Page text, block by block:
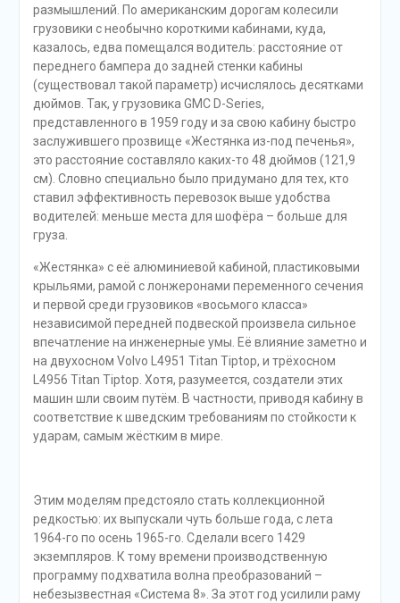
размышлений. По американским дорогам колесили
грузовики с необычно короткими кабинами, куда,
казалось, едва помещался водитель: расстояние от
переднего бампера до задней стенки кабины
(существовал такой параметр) исчислялось десятками
дюймов. Так, у грузовика GMC D-Series,
представленного в 1959 году и за свою кабину быстро
заслужившего прозвище «Жестянка из-под печенья»,
это расстояние составляло каких-то 48 дюймов (121,9
см). Словно специально было придумано для тех, кто
ставил эффективность перевозок выше удобства
водителей: меньше места для шофёра – больше для
груза.
«Жестянка» с её алюминиевой кабиной, пластиковыми
крыльями, рамой с лонжеронами переменного сечения
и первой среди грузовиков «восьмого класса»
независимой передней подвеской произвела сильное
впечатление на инженерные умы. Её влияние заметно и
на двухосном Volvo L4951 Titan Tiptop, и трёхосном
L4956 Titan Tiptop. Хотя, разумеется, создатели этих
машин шли своим путём. В частности, приводя кабину в
соответствие к шведским требованиям по стойкости к
ударам, самым жёстким в мире.
Этим моделям предстояло стать коллекционной
редкостью: их выпускали чуть больше года, с лета
1964-го по осень 1965-го. Сделали всего 1429
экземпляров. К тому времени производственную
программу подхватила волна преобразований –
небезызвестная «Система 8». За этот год усилили раму